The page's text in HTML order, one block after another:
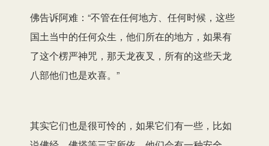
佛告诉阿难：“不管在任何地方、任何时候，这些
国土当中的任何众生，他们所在的地方，如果有
了这个楞严神咒，那天龙夜叉，所有的这些天龙
八部他们也是欢喜。”
其实它们也是很可怜的，如果它们有一些，比如